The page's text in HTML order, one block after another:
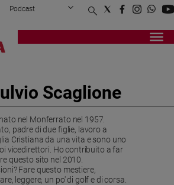
Podcast
Scaglione
nel Monferrato nel 1957.
padre di due figlie, lavoro a
Cristiana da una vita e sono uno
vicedirettori. Ho contribuito a far
questo sito nel 2010.
Fare questo mestiere,
leggere, un po' di golf e di corsa.